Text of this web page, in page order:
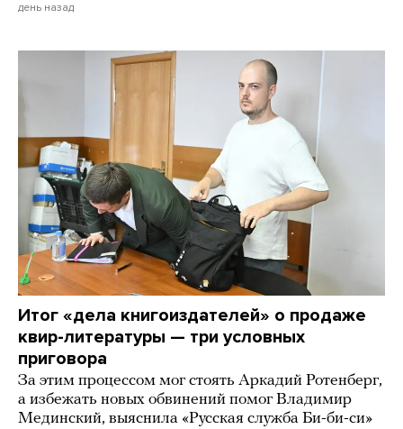
день назад
Итог «дела книгоиздателей» о продаже
квир-литературы — три условных
приговора
За этим процессом мог стоять Аркадий Ротенберг,
а избежать новых обвинений помог Владимир
Мединский, выяснила «Русская служба Би-би-си»